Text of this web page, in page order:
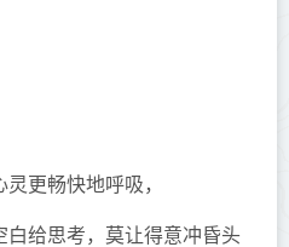
更畅快地呼吸，
白给思考，莫让得意冲昏头